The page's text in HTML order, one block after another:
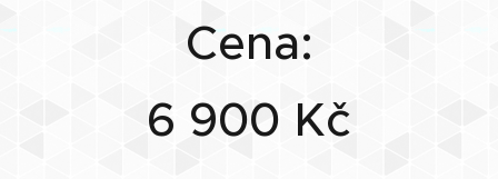
Cena:
6 900 Kč